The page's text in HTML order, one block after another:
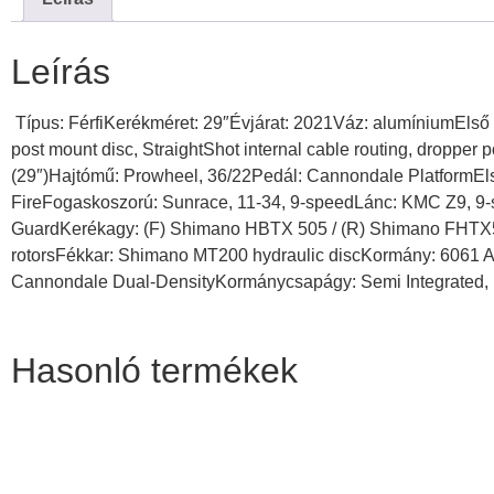
Leírás
Típus: FérfiKerékméret: 29″Évjárat: 2021Váz:
post mount disc, StraightShot internal cable routing, dropper
(29″)Hajtómű: Prowheel, 36/22Pedál: Cannondale
FireFogaskoszorú: Sunrace, 11-34, 9-speedLánc: KMC Z9,
GuardKerékagy: (F) Shimano HBTX 505 / (R) Shimano
rotorsFékkar: Shimano MT200 hydraulic discKormány: 6061
Cannondale Dual-DensityKormánycsapágy: Semi
Hasonló termékek